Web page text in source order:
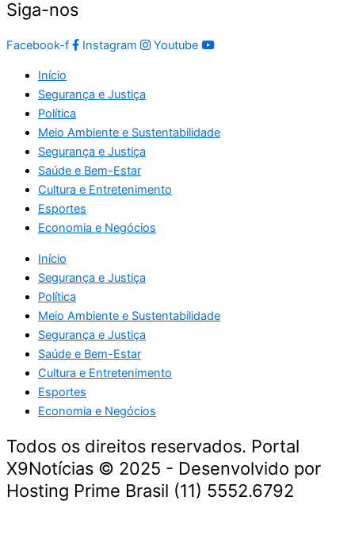
Siga-nos
Facebook-f Instagram Youtube
Início
Segurança e Justiça
Política
Meio Ambiente e Sustentabilidade
Segurança e Justiça
Saúde e Bem-Estar
Cultura e Entretenimento
Esportes
Economia e Negócios
Início
Segurança e Justiça
Política
Meio Ambiente e Sustentabilidade
Segurança e Justiça
Saúde e Bem-Estar
Cultura e Entretenimento
Esportes
Economia e Negócios
Todos os direitos reservados. Portal
X9Notícias © 2025 - Desenvolvido por
Hosting Prime Brasil (11) 5552.6792